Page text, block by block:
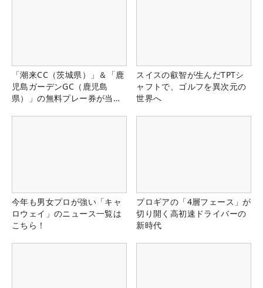
「潮来CC（茨城県）」＆「鹿
児島ガーデンGC（鹿児島
県）」の無料プレー券が当た
スイスの叡智が生んだTPTシ
ャフトで、ゴルフを異次元の
世界へ
今年も男女プロが強い「キャ
ロウェイ」のニュース一覧は
こちら！
プロギアの「4層フェース」が
切り開く高初速ドライバーの
新時代